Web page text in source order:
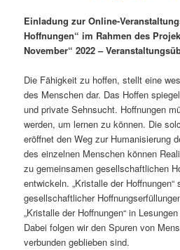
Einladung zur Online-
Hoffnungen“ im Rahmen des
November“ 2022 –
Die Fähigkeit zu hoffen, stellt eine
des Menschen dar. Das Hoffen
und private Sehnsucht. Hoffnungen
werden, um lernen zu können. Die
eröffnet den Weg zur Humanisierung
des einzelnen Menschen können
zu gemeinsamen gesellschaftlichen
entwickeln. „Kristalle der Hoffnungen“
gesellschaftlicher
„Kristalle der Hoffnungen“ in
Dabei folgen wir den Spuren von
verbunden geblieben sind.